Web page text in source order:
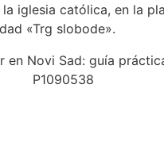
iglesia católica, en la
«Trg slobode».